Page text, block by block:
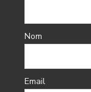
Nom
Email